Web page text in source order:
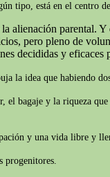
tipo, está en el centro
alienación parental.
pero pleno de
decididas y
la idea que habiendo
bagaje y la riqueza
y una vida libre y
progenitores.